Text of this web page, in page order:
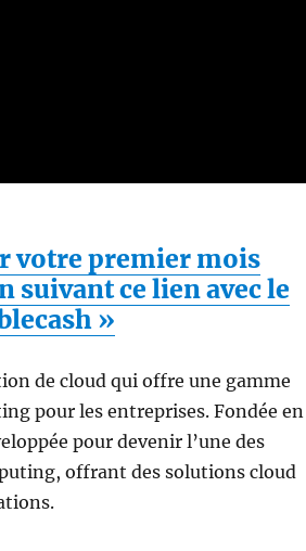
votre premier mois
suivant ce lien avec le
»
de cloud qui offre une gamme
pour les entreprises. Fondée en
pour devenir l’une des
offrant des solutions cloud